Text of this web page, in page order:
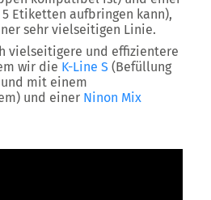
Etiketten aufbringen kann),
sehr vielseitigen Linie.
vielseitigere und effizientere
wir die K-Line S (Befüllung
mit einem
und einer Ninon Mix